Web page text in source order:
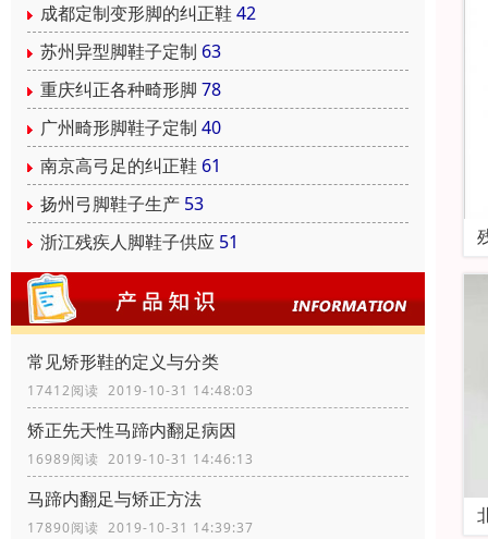
成都定制变形脚的纠正鞋 42
苏州异型脚鞋子定制 63
重庆纠正各种畸形脚 78
广州畸形脚鞋子定制 40
南京高弓足的纠正鞋 61
扬州弓脚鞋子生产 53
浙江残疾人脚鞋子供应 51
常见矫形鞋的定义与分类
17412阅读 2019-10-31 14:48:03
矫正先天性马蹄内翻足病因
16989阅读 2019-10-31 14:46:13
马蹄内翻足与矫正方法
17890阅读 2019-10-31 14:39:37